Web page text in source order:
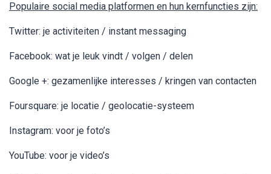
Populaire social media platformen en hun kernfuncties zijn:
Twitter: je activiteiten / instant messaging
Facebook: wat je leuk vindt / volgen / delen
Google +: gezamenlijke interesses / kringen van contacten
Foursquare: je locatie / geolocatie-systeem
Instagram: voor je foto’s
YouTube: voor je video’s